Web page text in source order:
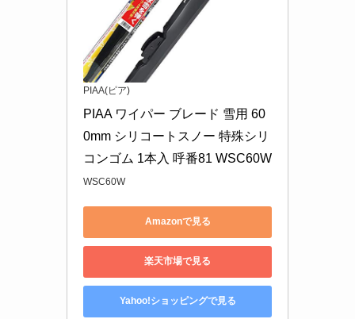
PIAA(ピア)
PIAA ワイパー ブレード 雪用 60
0mm シリコートスノー 特殊シリ
コンゴム 1本入 呼番81 WSC60W
WSC60W
Amazonで見る
楽天市場で見る
Yahoo!ショッピングで見る